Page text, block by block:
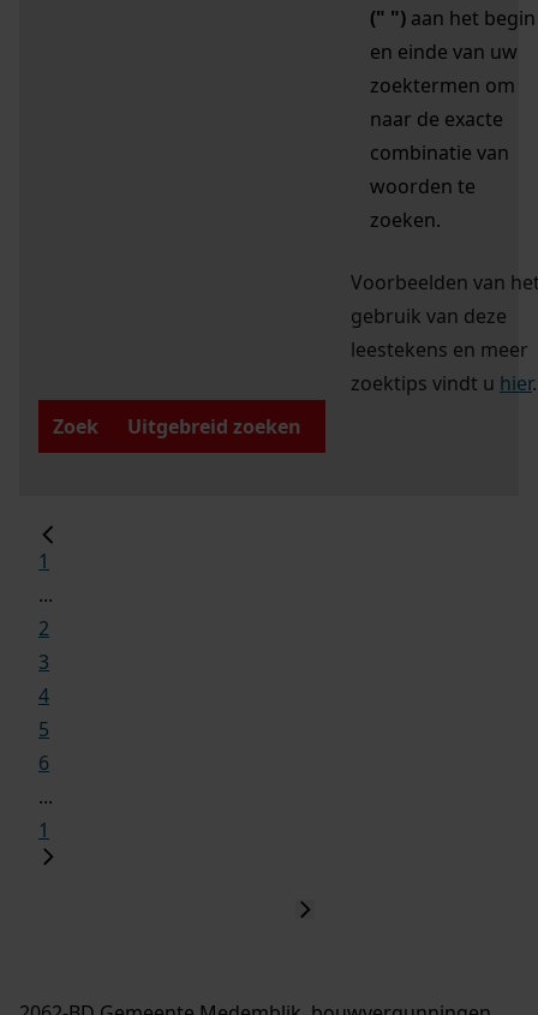
(" ") aan het begin
en einde van uw
zoektermen om
naar de exacte
combinatie van
woorden te
zoeken.
Voorbeelden van
gebruik van deze
leestekens en meer
zoektips vindt u hier.
Zoek
Uitgebreid zoeken
1
...
2
3
4
5
6
...
1